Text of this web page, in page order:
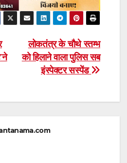
लोकतंत्र के चौथे स्तम्भ
को हिलाने वाला पुलिस सब
इंस्पेक्टर सस्पेंड
ने